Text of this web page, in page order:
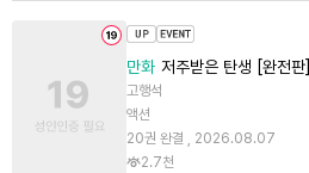
만화 저주받은 탄생 [완전판]
고행석
액션
20권 완결 , 2026.08.07
2.7천